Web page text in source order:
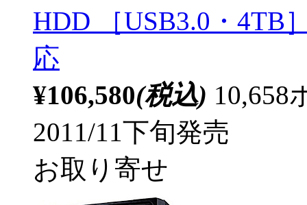
HDD ［USB3.0・4TB
応
¥106,580(税込) 10,658
2011/11下旬発売
お取り寄せ